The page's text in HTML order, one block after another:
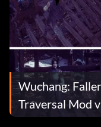
Wuchang:
Traversal Mod